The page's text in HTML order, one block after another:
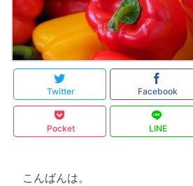
Twitter Facebook
Pocket LINE
こんばんは。